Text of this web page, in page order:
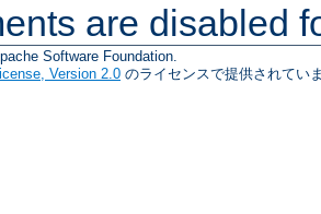
are disabled
Software Foundation.
Version 2.0 のライセンスで提供されてい